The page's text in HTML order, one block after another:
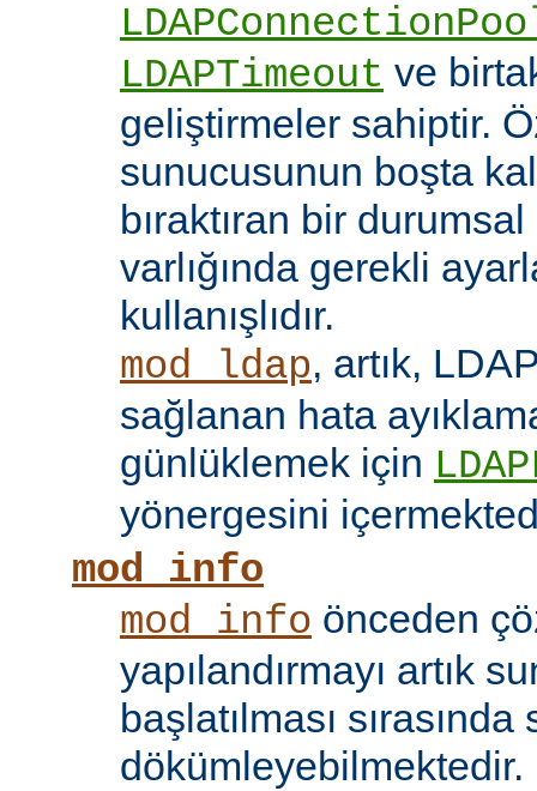
LDAPTimeout ve
geliştirmeler sahiptir.
sunucusunun boşta
bıraktıran bir
varlığında gerekli
kullanışlıdır.
mod_ldap, artık,
sağlanan hata
günlüklemek için
yönergesini
mod_info
mod_info önceden
yapılandırmayı artık
başlatılması sırasında
dökümleyebilmektedir.